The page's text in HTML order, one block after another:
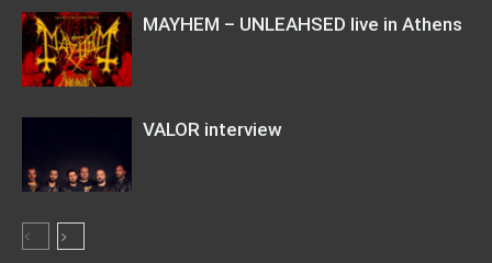
MAYHEM – UNLEAHSED live in Athens
VALOR interview